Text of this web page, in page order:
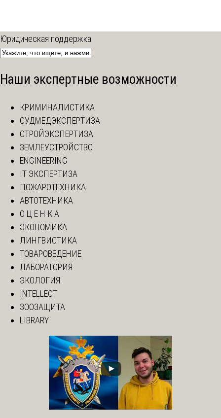
Юридическая поддержка
Наши экспертные возможности
КРИМИНАЛИСТИКА
СУДМЕДЭКСПЕРТИЗА
СТРОЙЭКСПЕРТИЗА
ЗЕМЛЕУСТРОЙСТВО
ENGINEERING
IT ЭКСПЕРТИЗА
ПОЖАРОТЕХНИКА
АВТОТЕХНИКА
О Ц Е Н К А
ЭКОНОМИКА
ЛИНГВИСТИКА
ТОВАРОВЕДЕНИЕ
ЛАБОРАТОРИЯ
ЭКОЛОГИЯ
INTELLECT
ЗООЗАЩИТА
LIBRARY